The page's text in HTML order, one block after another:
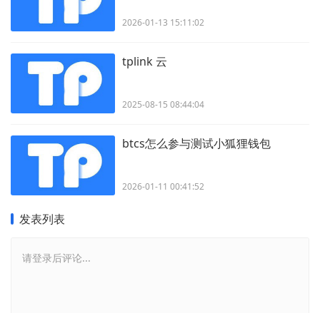
2026-01-13 15:11:02
tplink 云
2025-08-15 08:44:04
btcs怎么参与测试小狐狸钱包
2026-01-11 00:41:52
发表列表
请登录后评论...